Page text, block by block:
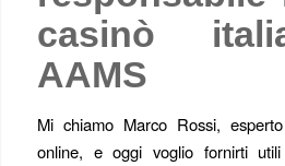
casinò
AAMS
Mi chiamo Marco Rossi,
online, e oggi voglio fornirti utili